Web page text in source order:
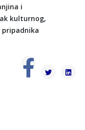
i
kulturnog,